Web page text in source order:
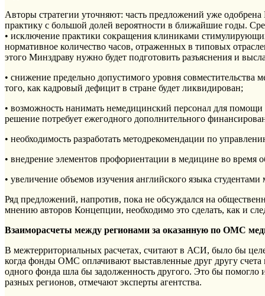
Авторы стратегии уточняют: часть предложений уже
практику с большой долей вероятности в ближайшие годы.
• исключение практики сокращения клиниками
нормативное количество часов, отраженных в типовых
этого Минздраву нужно будет подготовить разъяснения и
• снижение предельно допустимого уровня совместительства
того, как кадровый дефицит в стране будет ликвидирован;
• возможность нанимать немедицинский персонал для
решение потребует ежегодного дополнительного
• необходимость разработать методрекомендации по
• внедрение элементов профориентации в медицине во время
• увеличение объемов изучения английского языка
Ряд предложений, напротив, пока не обсуждался на
мнению авторов Концепции, необходимо это сделать, как и
Взаиморасчеты между регионами за оказанную по ОМС
В межтерриториальных расчетах, считают в АСИ, было бы
когда фонды ОМС оплачивают выставленные друг другу счета
одного фонда шла бы задолженность другого. Это бы
разных регионов, отмечают эксперты агентства.